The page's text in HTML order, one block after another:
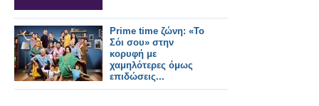
Prime time ζώνη: «Το
Σόι σου» στην
κορυφή με
χαμηλότερες όμως
επιδώσεις...